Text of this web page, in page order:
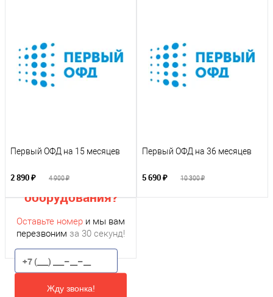
Первый ОФД на 15 месяцев
2 890 ₽ 4 900 ₽
Первый ОФД на 36 месяцев
5 690 ₽ 10 300 ₽
подбором
оборудования?
Оставьте номер и мы вам
перезвоним за 30 секунд!
Жду звонка!